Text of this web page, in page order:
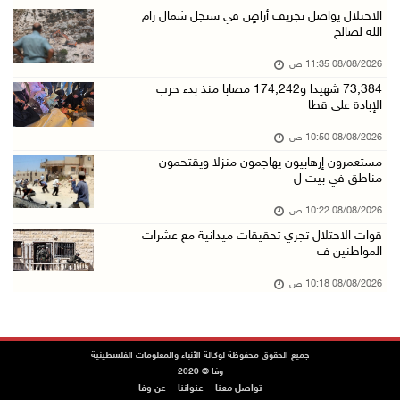
3 إصابات برصاص الاحتلال شمال خان يونس
08/آب/2026 09:09 ص
ارتفاع أسعار النفط
08/آب/2026 08:21 ص
حالة الطقس: ارتفاع طفيف وموجة حر شديدة اعتبار ...
تواصل انتهاكات الاحتلال والمستعمرين: إصابات و ...
قوات الاحتلال تقتحم بيت فجار جنوب بيت لحم
الاحتلال يواصل تجريف أراضٍ في سنجل شمال رام
الله لصالح
08/08/2026 11:35 ص
73,384 شهيدا و174,242 مصابا منذ بدء حرب
الإبادة على قطا
08/08/2026 10:50 ص
مستعمرون إرهابيون يهاجمون منزلا ويقتحمون
مناطق في بيت ل
08/08/2026 10:22 ص
قوات الاحتلال تجري تحقيقات ميدانية مع عشرات
المواطنين ف
08/08/2026 10:18 ص
جميع الحقوق محفوظة لوكالة الأنباء والمعلومات الفلسطينية
وفا © 2020
تواصل معنا عنواننا عن وفا